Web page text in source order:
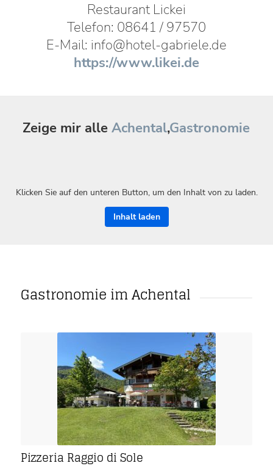
Restaurant Lickei
Telefon: 08641 / 97570
E-Mail: info@hotel-gabriele.de
https://www.likei.de
Zeige mir alleAchental,Gastronomie
Klicken Sie auf den unteren Button, um den Inhalt von zu laden.
Inhalt laden
Gastronomie im Achental
Pizzeria Raggio di Sole